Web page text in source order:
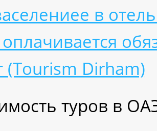
в
(Tourism Dirham)
туров в